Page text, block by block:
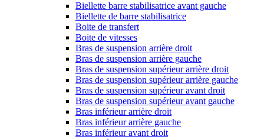
Biellette barre stabilisatrice avant gauche
Biellette de barre stabilisatrice
Boite de transfert
Boite de vitesses
Bras de suspension arrière droit
Bras de suspension arrière gauche
Bras de suspension supérieur arrière droit
Bras de suspension supérieur arrière gauche
Bras de suspension supérieur avant droit
Bras de suspension supérieur avant gauche
Bras inférieur arrière droit
Bras inférieur arrière gauche
Bras inférieur avant droit